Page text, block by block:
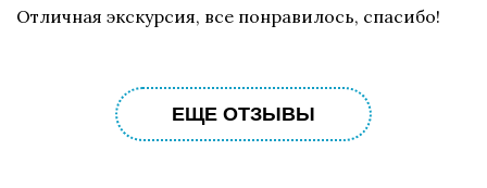
Отличная экскурсия, все понравилось, спасибо!
ЕЩЕ ОТЗЫВЫ